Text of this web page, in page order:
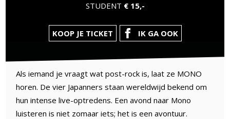
STUDENT € 15,-
KOOP JE TICKET IK GA OOK
Als iemand je vraagt wat post-rock is, laat ze MONO
horen. De vier Japanners staan wereldwijd bekend om
hun intense live-optredens. Een avond naar Mono
luisteren is niet zomaar iets; het is een avontuur.